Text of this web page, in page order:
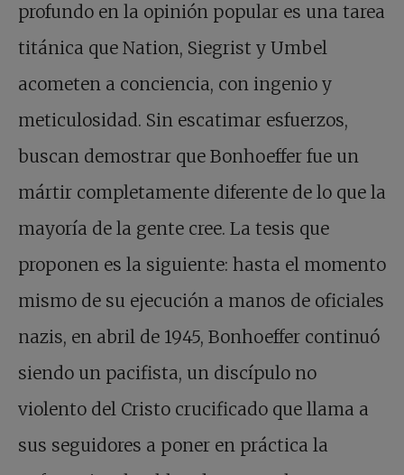
profundo en la opinión popular es una tarea
titánica que Nation, Siegrist y Umbel
acometen a conciencia, con ingenio y
meticulosidad. Sin escatimar esfuerzos,
buscan demostrar que Bonhoeffer fue un
mártir completamente diferente de lo que la
mayoría de la gente cree. La tesis que
proponen es la siguiente: hasta el momento
mismo de su ejecución a manos de oficiales
nazis, en abril de 1945, Bonhoeffer continuó
siendo un pacifista, un discípulo no
violento del Cristo crucificado que llama a
sus seguidores a poner en práctica la